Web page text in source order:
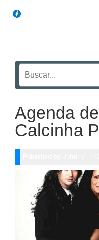
Agenda
Calcinha